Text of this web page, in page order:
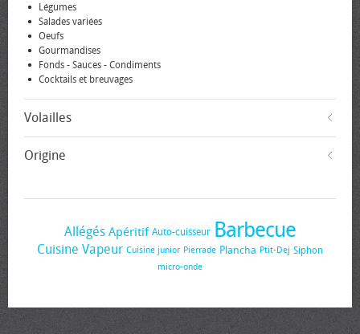
Légumes
Salades variées
Oeufs
Gourmandises
Fonds - Sauces - Condiments
Cocktails et breuvages
Volailles
Origine
Allégés Apéritif Auto-cuisseur Barbecue
Cuisine Vapeur Cuisine junior Pierrade Plancha Ptit-Dej Siphon
micro-onde